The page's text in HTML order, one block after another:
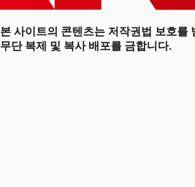
본 사이트의 콘텐츠는 저작권법 보호를
무단 복제 및 복사 배포를 금합니다.